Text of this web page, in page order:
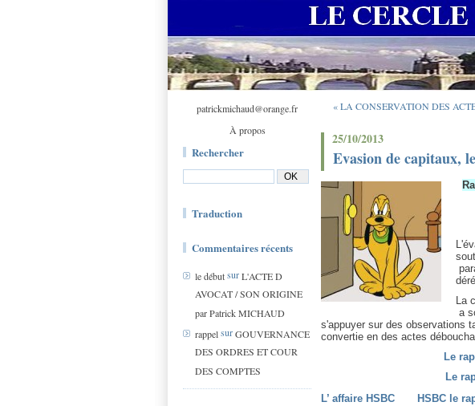
patrickmichaud@orange.fr
À propos
Rechercher
Traduction
Commentaires récents
le débutsurL'ACTE D
AVOCAT / SON ORIGINE
par Patrick MICHAUD
rappelsurGOUVERNANCE
DES ORDRES ET COUR
DES COMPTES
« LA CONSERVATION DES
25/10/2013
Evasion de capitaux,
La
a
s'appuyer sur des observations
convertie en des actes
Le
Le
L’ affaire HSBC
HSBC le